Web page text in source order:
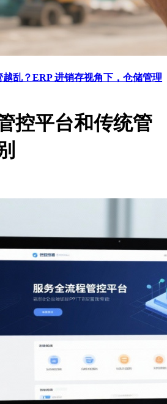
乱？ERP 进销存视角下，仓储管理
控平台​和传统管